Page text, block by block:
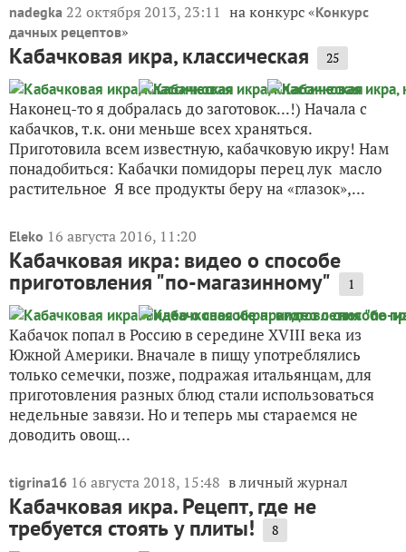
nadegka 22 октября 2013, 23:11 на конкурс «Конкурс
дачных рецептов»
Кабачковая икра, классическая 25
Наконец-то я добралась до заготовок...!) Начала с
кабачков, т.к. они меньше всех храняться.
Приготовила всем известную, кабачковую икру! Нам
понадобиться: Кабачки помидоры перец лук масло
растительное Я все продукты беру на «глазок»,...
Eleko 16 августа 2016, 11:20
Кабачковая икра: видео о способе
приготовления "по-магазинному" 1
Кабачок попал в Россию в середине XVIII века из
Южной Америки. Вначале в пищу употреблялись
только семечки, позже, подражая итальянцам, для
приготовления разных блюд стали использоваться
недельные завязи. Но и теперь мы стараемся не
доводить овощ...
tigrina16 16 августа 2018, 15:48 в личный журнал
Кабачковая икра. Рецепт, где не
требуется стоять у плиты! 8